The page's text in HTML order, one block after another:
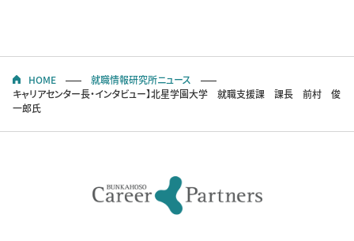
HOME
就職情報研究所ニュース
キャリアセンター長・インタビュー】北星学園大学 就職支援課 課長 前村 俊
一郎氏